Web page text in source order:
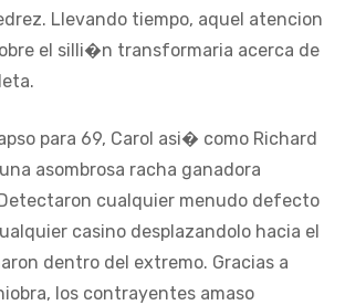
Llevando tiempo, aquel atencion
el silli�n transformaria acerca de
para 69, Carol asi� como Richard
asombrosa racha ganadora
cualquier menudo defecto
casino desplazandolo hacia el
dentro del extremo. Gracias a
los contrayentes amaso